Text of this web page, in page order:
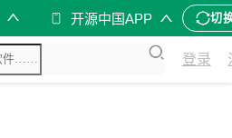
开源中国APP 切
登录